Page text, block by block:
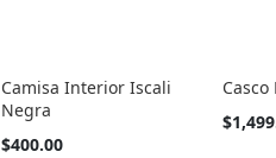
Camisa Interior Iscali
Negra
Tan
$400.00
Tan